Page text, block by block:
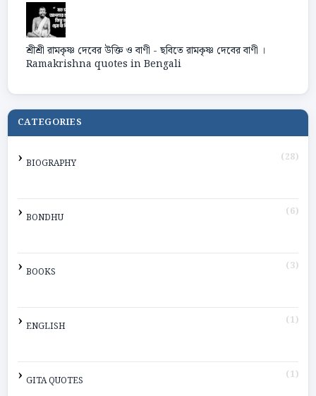
শ্রীশ্রী রামকৃষ্ণ দেবের উক্তি ও বাণী - ছবিতে রামকৃষ্ণ দেবের বাণী ।
Ramakrishna quotes in Bengali
CATEGORIES
BIOGRAPHY (28)
BONDHU (6)
BOOKS (3)
ENGLISH (1)
GITA QUOTES (1)